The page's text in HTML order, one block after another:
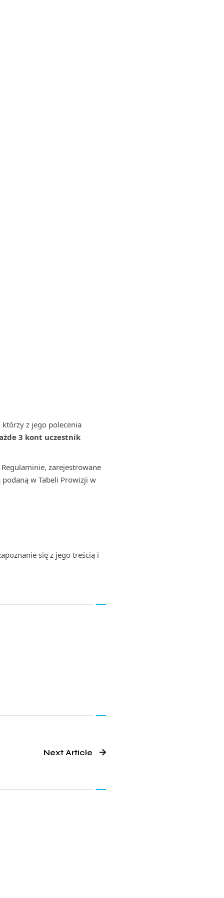
z jego polecenia
3 kont uczestnik
zarejestrowane
w Tabeli Prowizji w
się z jego treścią i
Next Article